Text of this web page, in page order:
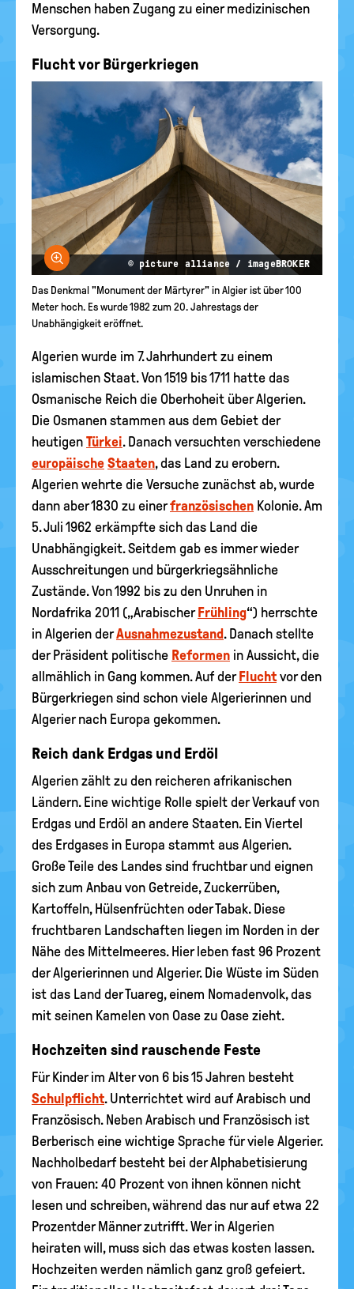
Menschen haben Zugang zu einer medizinischen
Versorgung.
Flucht vor Bürgerkriegen
Bild vergrößern
© picture alliance / imageBROKER
Das Denkmal "Monument der Märtyrer" in Algier ist über 100
Meter hoch. Es wurde 1982 zum 20. Jahrestags der
Unabhängigkeit eröffnet.
Algerien wurde im 7. Jahrhundert zu einem
islamischen Staat. Von 1519 bis 1711 hatte das
Osmanische Reich die Oberhoheit über Algerien.
Die Osmanen stammen aus dem Gebiet der
heutigen Türkei. Danach versuchten verschiedene
europäische Staaten, das Land zu erobern.
Algerien wehrte die Versuche zunächst ab, wurde
dann aber 1830 zu einerfranzösischen Kolonie. Am
5. Juli 1962 erkämpfte sich das Land die
Unabhängigkeit. Seitdem gab es immer wieder
Ausschreitungen und bürgerkriegsähnliche
Zustände. Von 1992 bis zu den Unruhen in
Nordafrika 2011 („Arabischer Frühling“) herrschte
in Algerien derAusnahmezustand. Danach stellte
der Präsident politische Reformen in Aussicht, die
allmählich in Gang kommen. Auf der Fluchtvor den
Bürgerkriegen sind schon viele Algerierinnen und
Algerier nach Europa gekommen.
Reich dank Erdgas und Erdöl
Algerien zählt zu den reicheren afrikanischen
Ländern. Eine wichtige Rolle spielt der Verkauf von
Erdgas und Erdöl an andere Staaten. Ein Viertel
des Erdgases in Europa stammt aus Algerien.
Große Teile des Landes sind fruchtbar und eignen
sich zum Anbau von Getreide, Zuckerrüben,
Kartoffeln, Hülsenfrüchten oder Tabak. Diese
fruchtbaren Landschaften liegen im Norden in der
Nähe des Mittelmeeres. Hier leben fast 96 Prozent
der Algerierinnen und Algerier. Die Wüste im Süden
ist das Land der Tuareg, einem Nomadenvolk, das
mit seinen Kamelen von Oase zu Oase zieht.
Hochzeiten sind rauschende Feste
Für Kinder im Alter von 6 bis 15 Jahren besteht
Schulpflicht. Unterrichtet wird auf Arabisch und
Französisch. Neben Arabisch und Französisch ist
Berberisch eine wichtige Sprache für viele Algerier.
Nachholbedarf besteht bei der Alphabetisierung
von Frauen: 40 Prozent von ihnen können nicht
lesen und schreiben, während das nur auf etwa 22
Prozentder Männer zutrifft. Wer in Algerien
heiraten will, muss sich das etwas kosten lassen.
Hochzeiten werden nämlich ganz groß gefeiert.